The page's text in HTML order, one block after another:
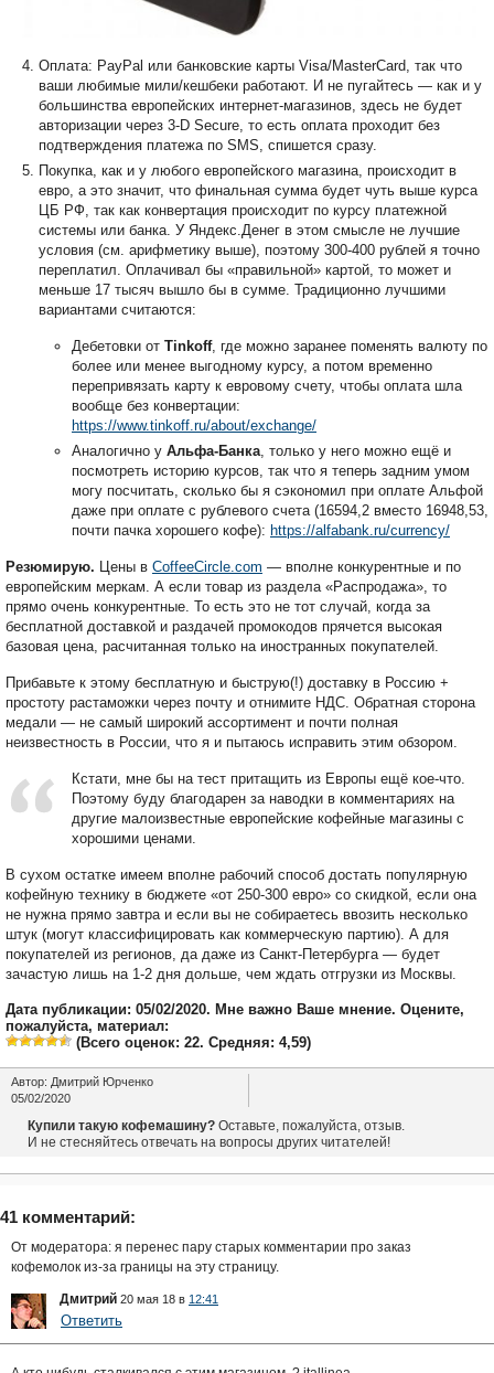
Оплата: PayPal или банковские карты Visa/MasterCard, так что
ваши любимые мили/кешбеки работают. И не пугайтесь — как и у
большинства европейских интернет-магазинов, здесь не будет
авторизации через 3-D Secure, то есть оплата проходит без
подтверждения платежа по SMS, спишется сразу.
Покупка, как и у любого европейского магазина, происходит в
евро, а это значит, что финальная сумма будет чуть выше курса
ЦБ РФ, так как конвертация происходит по курсу платежной
системы или банка. У Яндекс.Денег в этом смысле не лучшие
условия (см. арифметику выше), поэтому 300-400 рублей я точно
переплатил. Оплачивал бы «правильной» картой, то может и
меньше 17 тысяч вышло бы в сумме. Традиционно лучшими
вариантами считаются:
Дебетовки от Tinkoff, где можно заранее поменять валюту по
более или менее выгодному курсу, а потом временно
перепривязать карту к евровому счету, чтобы оплата шла
вообще без конвертации:
https://www.tinkoff.ru/about/exchange/
Аналогично у Альфа-Банка, только у него можно ещё и
посмотреть историю курсов, так что я теперь задним умом
могу посчитать, сколько бы я сэкономил при оплате Альфой
даже при оплате с рублевого счета (16594,2 вместо 16948,53,
почти пачка хорошего кофе): https://alfabank.ru/currency/
Резюмирую. Цены в CoffeeCircle.com — вполне конкурентные и по
европейским меркам. А если товар из раздела «Распродажа», то
прямо очень конкурентные. То есть это не тот случай, когда за
бесплатной доставкой и раздачей промокодов прячется высокая
базовая цена, расчитанная только на иностранных покупателей.
Прибавьте к этому бесплатную и быструю(!) доставку в Россию +
простоту растаможки через почту и отнимите НДС. Обратная сторона
медали — не самый широкий ассортимент и почти полная
неизвестность в России, что я и пытаюсь исправить этим обзором.
Кстати, мне бы на тест притащить из Европы ещё кое-что.
Поэтому буду благодарен за наводки в комментариях на
другие малоизвестные европейские кофейные магазины с
хорошими ценами.
В сухом остатке имеем вполне рабочий способ достать популярную
кофейную технику в бюджете «от 250-300 евро» со скидкой, если она
не нужна прямо завтра и если вы не собираетесь ввозить несколько
штук (могут классифицировать как коммерческую партию). А для
покупателей из регионов, да даже из Санкт-Петербурга — будет
зачастую лишь на 1-2 дня дольше, чем ждать отгрузки из Москвы.
Дата публикации: 05/02/2020. Мне важно Ваше мнение. Оцените,
пожалуйста, материал:
(Всего оценок: 22. Средняя: 4,59)
Автор: Дмитрий Юрченко
05/02/2020
Купили такую кофемашину? Оставьте, пожалуйста, отзыв.
И не стесняйтесь отвечать на вопросы других читателей!
41 комментарий:
От модератора: я перенес пару старых комментарии про заказ
кофемолок из-за границы на эту страницу.
Дмитрий 20 мая 18 в 12:41
Ответить